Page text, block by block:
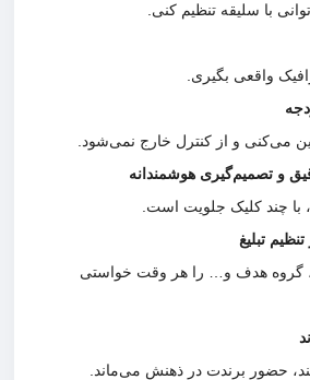
با سلیقه تنظیم کنی.
واقعی بگیری.
می‌کنی و از کنترل خارج نمی‌شود.
و تصمیم‌گیری هوشمندانه
با چند کلیک جلویت است.
تبلیغ
گروه هدف و… را هر وقت خواستی
حضور برندت در ذهنش می‌ماند.